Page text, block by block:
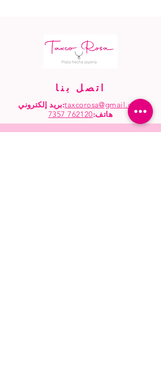
اتصل بنا
بريد إلكتروني:taxcorosa@gmail.com
هاتف:
762120 7357